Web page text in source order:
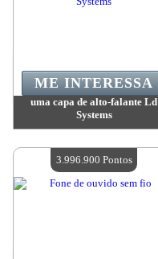
uma capa de alto-falante Ld
Systems
Quantidade disponível:4
ME INTERESSA
3.996.900 Pontos